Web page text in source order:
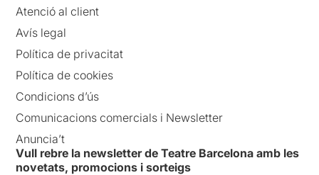
Atenció al client
Avís legal
Política de privacitat
Política de cookies
Condicions d’ús
Comunicacions comercials i Newsletter
Anuncia’t
Vull rebre la newsletter de Teatre Barcelona amb les
novetats, promocions i sorteigs